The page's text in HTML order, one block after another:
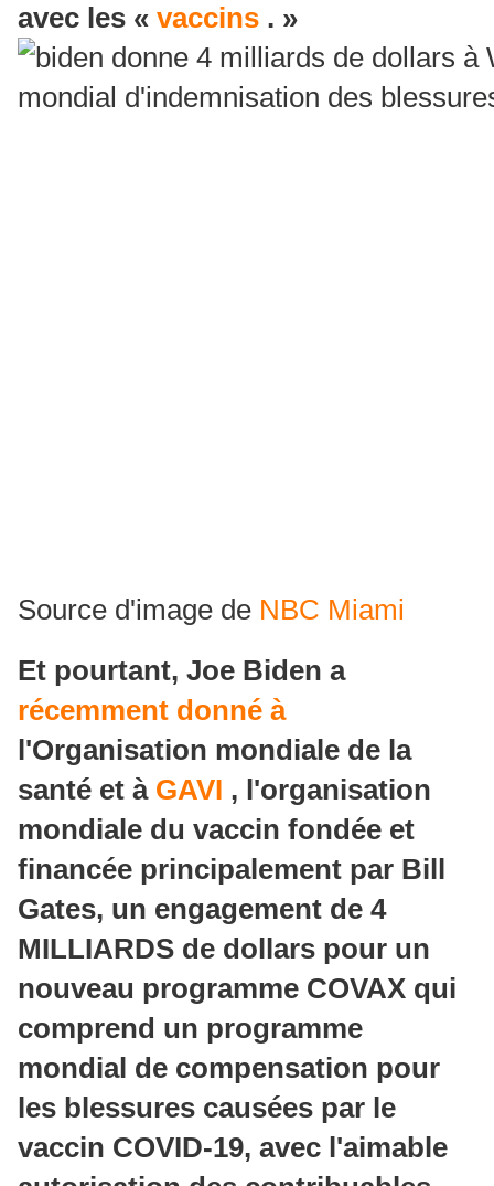
avec les « vaccins . »
Source d'image de NBC Miami
Et pourtant, Joe Biden a
récemment donné à
l'Organisation mondiale de la
santé et à GAVI , l'organisation
mondiale du vaccin fondée et
financée principalement par Bill
Gates, un engagement de 4
MILLIARDS de dollars pour un
nouveau programme COVAX qui
comprend un programme
mondial de compensation pour
les blessures causées par le
vaccin COVID-19, avec l'aimable